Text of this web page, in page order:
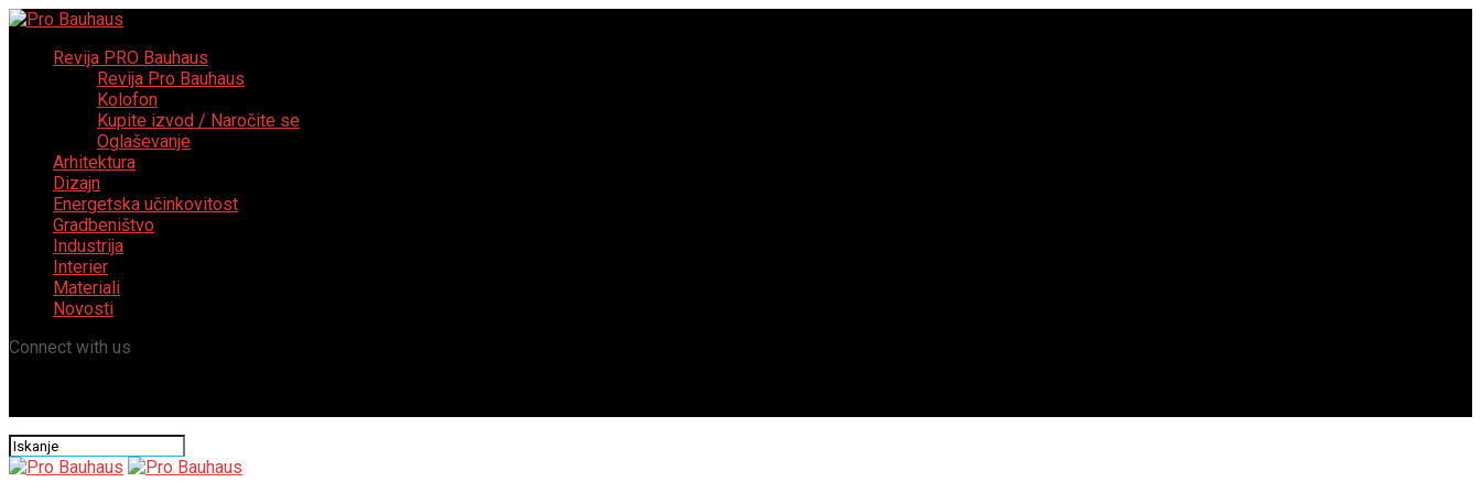
Revija PRO Bauhaus
Revija Pro Bauhaus
Kolofon
Kupite izvod / Naročite se
Oglaševanje
Arhitektura
Dizajn
Energetska učinkovitost
Gradbeništvo
Industrija
Interier
Materiali
Novosti
Connect with us